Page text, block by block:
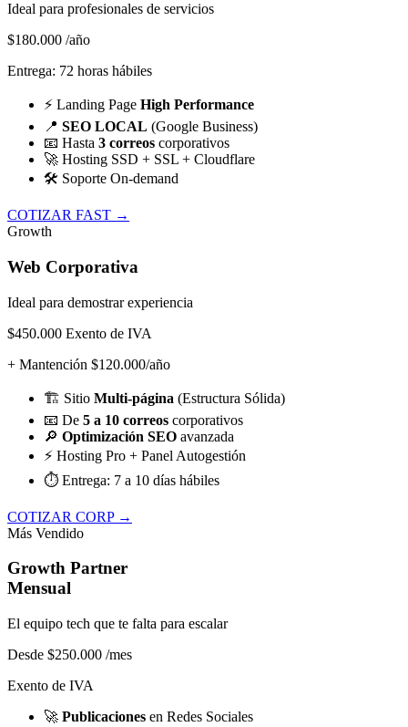
Ideal para profesionales de servicios
$180.000 /año
Entrega: 72 horas hábiles
⚡ Landing Page High Performance
📍 SEO LOCAL (Google Business)
📧 Hasta 3 correos corporativos
🚀 Hosting SSD + SSL + Cloudflare
🛠️ Soporte On-demand
COTIZAR FAST →
Growth
Web Corporativa
Ideal para demostrar experiencia
$450.000 Exento de IVA
+ Mantención $120.000/año
🏗️ Sitio Multi-página (Estructura Sólida)
📧 De 5 a 10 correos corporativos
🔎 Optimización SEO avanzada
⚡ Hosting Pro + Panel Autogestión
⏱️ Entrega: 7 a 10 días hábiles
COTIZAR CORP →
Más Vendido
Growth Partner
Mensual
El equipo tech que te falta para escalar
Desde $250.000 /mes
Exento de IVA
🚀 Publicaciones en Redes Sociales